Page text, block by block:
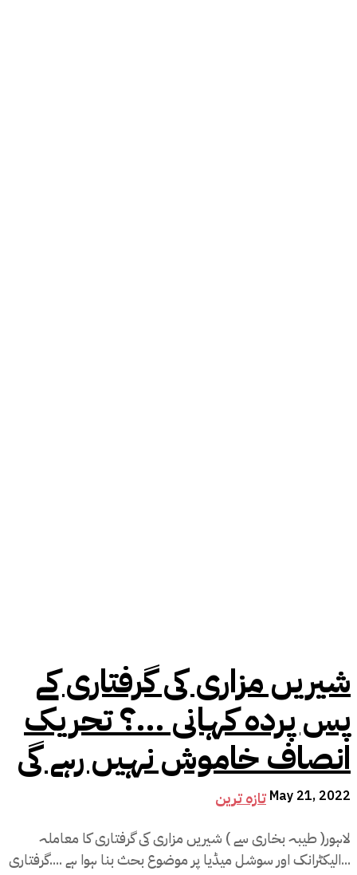
شیریں مزاری کی گرفتاری کے
پس پردہ کہانی …؟ تحریک
انصاف خاموش نہیں رہے گی
تازہ ترین May 21, 2022
لاہور( طیبہ بخاری سے ) شیریں مزاری کی گرفتاری کا معاملہ
الیکٹرانک اور سوشل میڈیا پر موضوع بحث بنا ہوا ہے ....گرفتاری...